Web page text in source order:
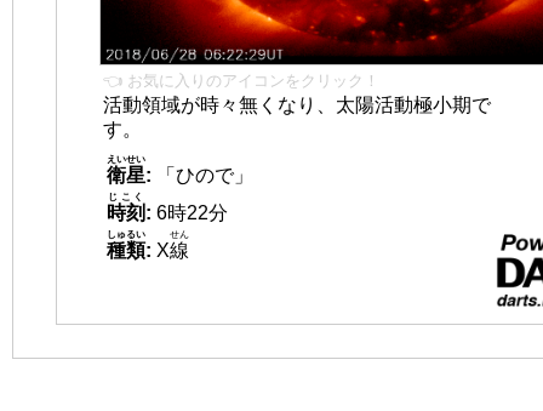
👈 お気に入りのアイコンをクリック！
活動領域が時々無くなり、太陽活動極小期で
す。
衛星
えいせい
:
「ひので」
時刻
じこく
: 6時22分
種類
しゅるい
: X線
せん